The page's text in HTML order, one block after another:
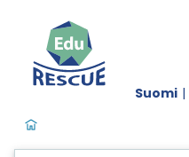
Suomi